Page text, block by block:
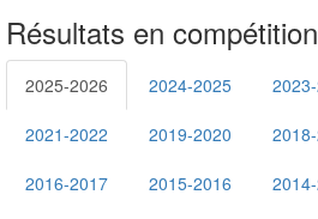
Résultats en compétition
2025-2026 2024-2025
2021-2022 2019-2020
2016-2017 2015-2016